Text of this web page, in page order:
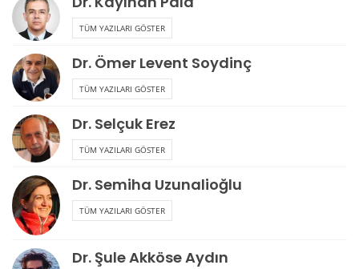
TÜM YAZILARI GÖSTER
Dr. Ömer Levent Soydinç
TÜM YAZILARI GÖSTER
Dr. Selçuk Erez
TÜM YAZILARI GÖSTER
Dr. Semiha Uzunalioğlu
TÜM YAZILARI GÖSTER
Dr. Şule Akköse Aydın